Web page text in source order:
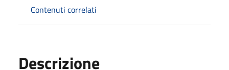
Contenuti correlati
Descrizione